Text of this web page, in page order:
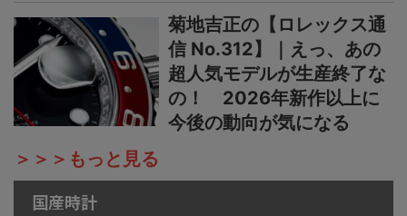
菊地吉正の【ロレックス通
信 No.312】｜えっ、あの
超人気モデルが生産終了な
の！ 2026年新作以上に
今後の動向が気になる
＞＞＞もっと見る
国産時計